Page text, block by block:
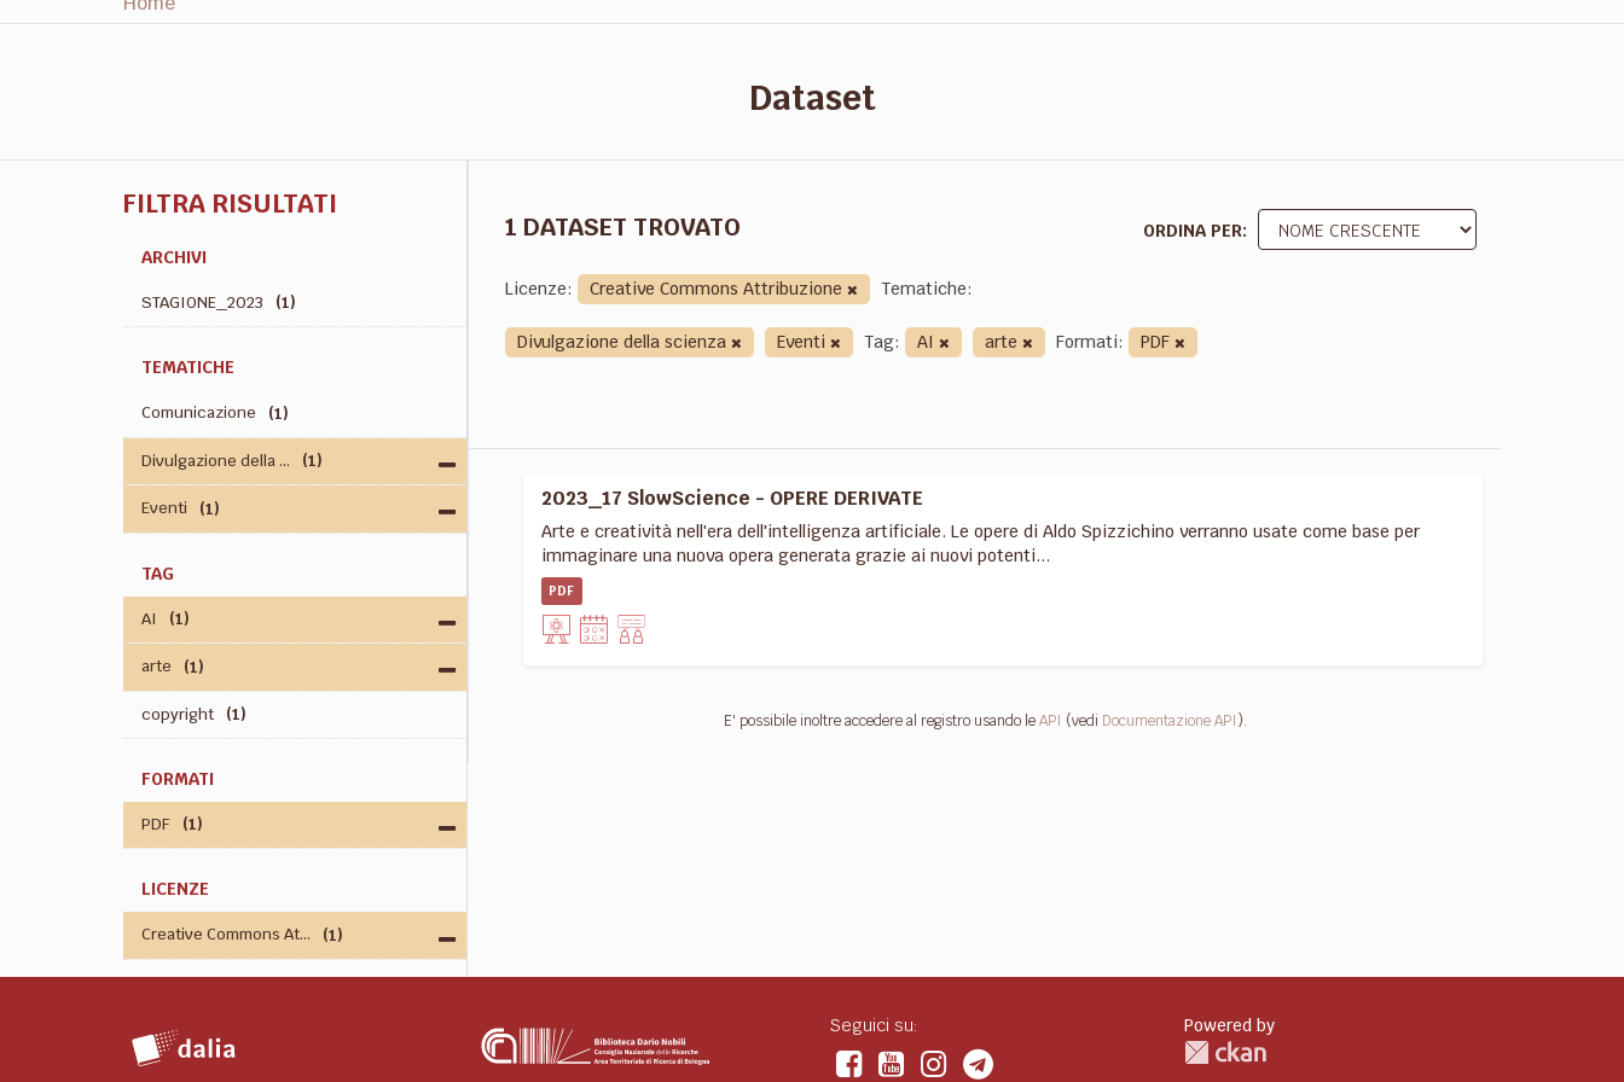
Dataset
FILTRA RISULTATI
ARCHIVI
STAGIONE_2023 (1)
TEMATICHE
Comunicazione (1)
Divulgazione della ... (1)
Eventi (1)
TAG
AI (1)
arte (1)
copyright (1)
FORMATI
PDF (1)
LICENZE
Creative Commons At... (1)
ORDINA PER
1 DATASET TROVATO
Licenze: Creative Commons Attribuzione
Tematiche:
Divulgazione della scienza
Eventi Tag: AI arte Formati: PDF
2023_17 SlowScience - OPERE DERIVATE
Arte e creatività nell'era dell'intelligenza artificiale. Le opere di Aldo Spizzichino verranno usate come base per
immaginare una nuova opera generata grazie ai nuovi potenti...
PDF
E' possibile inoltre accedere al registro usando leAPI (vedi Documentazione API).
Seguici su: Powered by